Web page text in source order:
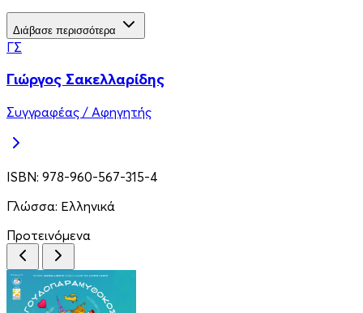
Διάβασε περισσότερα
ΓΣ
Γιώργος Σακελλαρίδης
Συγγραφέας / Αφηγητής
ISBN: 978-960-567-315-4
Γλώσσα: Ελληνικά
Προτεινόμενα